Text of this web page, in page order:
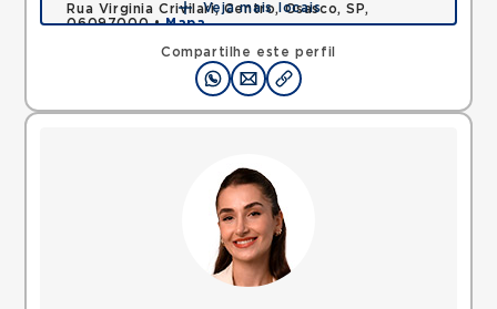
Compartilhe este perfil
Rua Virginia Crivilari, Centro, Osasco, SP,
06097000 •Mapa
Veja mais locais